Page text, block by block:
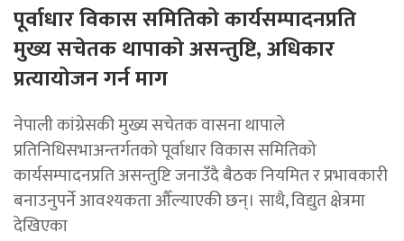
पूर्वाधार विकास समितिको कार्यसम्पादनप्रति
मुख्य सचेतक थापाको असन्तुष्टि, अधिकार
प्रत्यायोजन गर्न माग
नेपाली कांग्रेसकी मुख्य सचेतक वासना थापाले
प्रतिनिधिसभाअन्तर्गतको पूर्वाधार विकास समितिको
कार्यसम्पादनप्रति असन्तुष्टि जनाउँदै बैठक नियमित र प्रभावकारी
बनाउनुपर्ने आवश्यकता औँल्याएकी छन्। साथै, विद्युत क्षेत्रमा
देखिएका